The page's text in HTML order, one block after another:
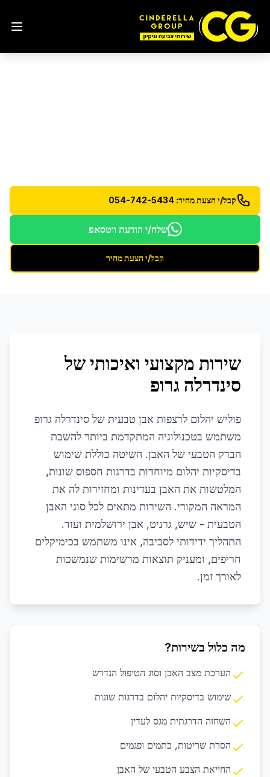
קבל/י הצעת מחיר: 054-742-5434
שלח/י הודעת ווטסאפ
קבל/י הצעת מחיר
שירות מקצועי ואיכותי של
סינדרלה גרופ
פוליש יהלום לרצפות אבן טבעית של סינדרלה גרופ
משתמש בטכנולוגיה המתקדמת ביותר להשבת
הברק הטבעי של האבן. השיטה כוללת שימוש
בדיסקיות יהלום מיוחדות בדרגות חספוס שונות,
המלטשות את האבן בעדינות ומחזירות לה את
המראה המקורי. השירות מתאים לכל סוגי האבן
הטבעית - שיש, גרניט, אבן ירושלמית ועוד.
התהליך ידידותי לסביבה, אינו משתמש בכימיקלים
חריפים, ומעניק תוצאות מרשימות שנמשכות
לאורך זמן.
מה כלול בשירות?
הערכת מצב האבן וסוג הטיפול הנדרש
שימוש בדיסקיות יהלום בדרגות שונות
השחזה הדרגתית מגס לעדין
הסרת שריטות, כתמים ופגמים
החייאת הצבע הטבעי של האבן